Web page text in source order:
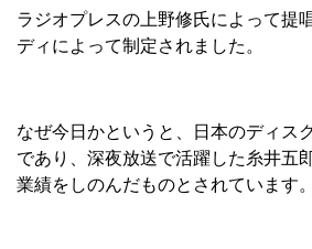
ラジオプレスの上野修氏によって提
ディによって制定されました。
なぜ今日かというと、日本のディス
であり、深夜放送で活躍した糸井五
業績をしのんだものとされています。